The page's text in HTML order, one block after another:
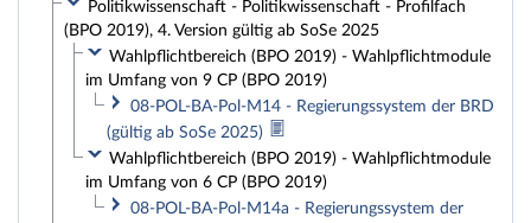
Politikwissenschaft - Politikwissenschaft - Profilfach
(BPO 2019), 4. Version gültig ab SoSe 2025
Wahlpflichtbereich (BPO 2019) - Wahlpflichtmodule
im Umfang von 9 CP (BPO 2019)
08-POL-BA-Pol-M14 - Regierungssystem der BRD
(gültig ab SoSe 2025)
Wahlpflichtbereich (BPO 2019) - Wahlpflichtmodule
im Umfang von 6 CP (BPO 2019)
08-POL-BA-Pol-M14a - Regierungssystem der